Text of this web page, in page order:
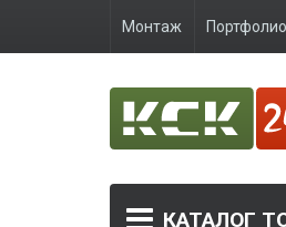
Монтаж Портфолио
КАТАЛОГ